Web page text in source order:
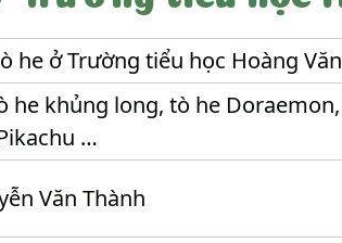
he ở Trường tiểu học Hoàng
he khủng long, tò he
…
Văn Thành